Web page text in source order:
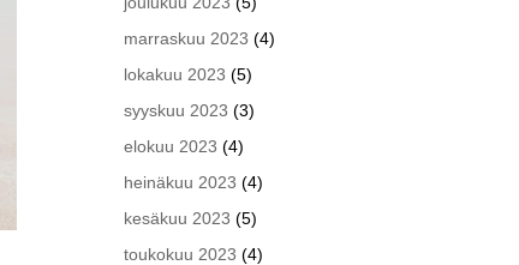
marraskuu 2023 (4)
lokakuu 2023 (5)
syyskuu 2023 (3)
elokuu 2023 (4)
heinäkuu 2023 (4)
kesäkuu 2023 (5)
toukokuu 2023 (4)